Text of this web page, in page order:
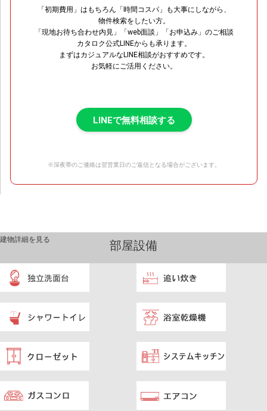
「初期費用」はもちろん「時間コスパ」も大事にしながら、
物件検索をしたい方。
「現地お待ち合わせ内見」「web面談」「お申込み」のご相談
カタロク公式LINEからも承ります。
まずはカジュアルなLINE相談がおすすめです。
お気軽にご活用ください。
LINEで無料相談する
※深夜帯のご連絡は翌営業日のご返信となる場合がございます。
部屋設備
建物詳細を見る